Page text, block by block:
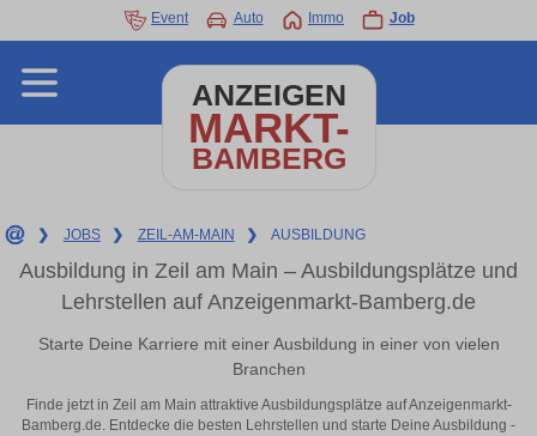
Event Auto Immo Job
ANZEIGEN
MARKT-
BAMBERG
❯ JOBS ❯ ZEIL-AM-MAIN ❯ AUSBILDUNG
Ausbildung in Zeil am Main – Ausbildungsplätze und
Lehrstellen auf Anzeigenmarkt-Bamberg.de
Starte Deine Karriere mit einer Ausbildung in einer von vielen
Branchen
Finde jetzt in Zeil am Main attraktive Ausbildungsplätze auf Anzeigenmarkt-
Bamberg.de. Entdecke die besten Lehrstellen und starte Deine Ausbildung -